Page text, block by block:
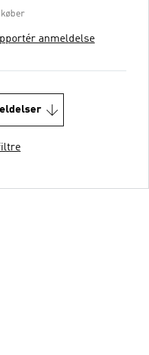
anmeldelse